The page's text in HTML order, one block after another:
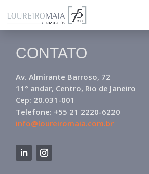
CONTATO
Av. Almirante Barroso, 72
11° andar, Centro, Rio de Janeiro
Cep: 20.031-001
Telefone: +55 21 2220-6220
info@loureiromaia.com.br